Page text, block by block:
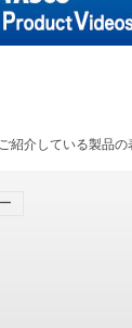
介している製品の